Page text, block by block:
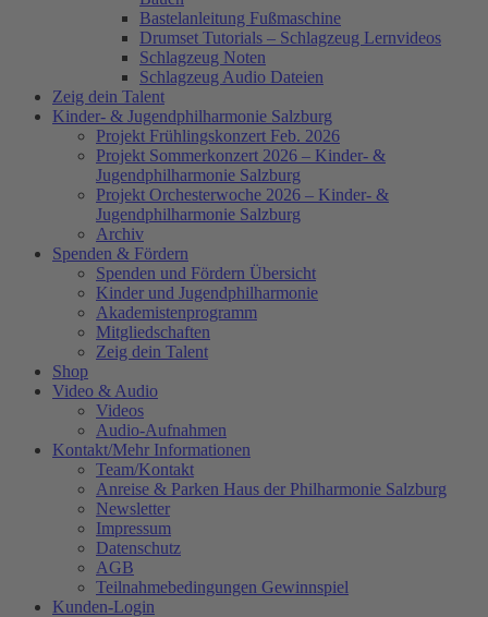
Bastelanleitung Fußmaschine
Drumset Tutorials – Schlagzeug Lernvideos
Schlagzeug Noten
Schlagzeug Audio Dateien
Zeig dein Talent
Kinder- & Jugendphilharmonie Salzburg
Projekt Frühlingskonzert Feb. 2026
Projekt Sommerkonzert 2026 – Kinder- &
Jugendphilharmonie Salzburg
Projekt Orchesterwoche 2026 – Kinder- &
Jugendphilharmonie Salzburg
Archiv
Spenden & Fördern
Spenden und Fördern Übersicht
Kinder und Jugendphilharmonie
Akademistenprogramm
Mitgliedschaften
Zeig dein Talent
Shop
Video & Audio
Videos
Audio-Aufnahmen
Kontakt/Mehr Informationen
Team/Kontakt
Anreise & Parken Haus der Philharmonie Salzburg
Newsletter
Impressum
Datenschutz
AGB
Teilnahmebedingungen Gewinnspiel
Kunden-Login